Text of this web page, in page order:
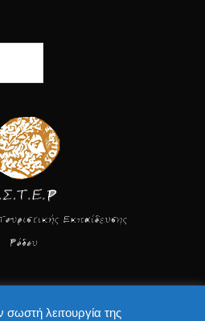
σωστή λειτουργία της